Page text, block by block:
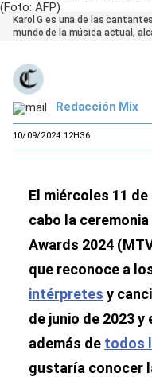
Karol G es una de las
mundo de la música actual,
Redacción Mix
10/09/2024 12H36
El miércoles 11
cabo la
Awards 2024
que reconoce a
intérpretes y
de junio de 2023 y
además de todos
gustaría conocer